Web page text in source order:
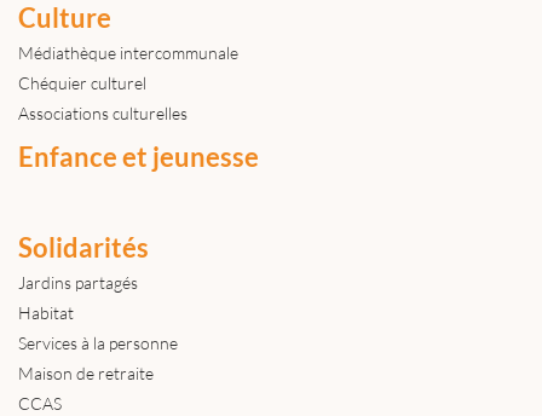
Culture
Médiathèque intercommunale
Chéquier culturel
Associations culturelles
Enfance et jeunesse
Solidarités
Jardins partagés
Habitat
Services à la personne
Maison de retraite
CCAS